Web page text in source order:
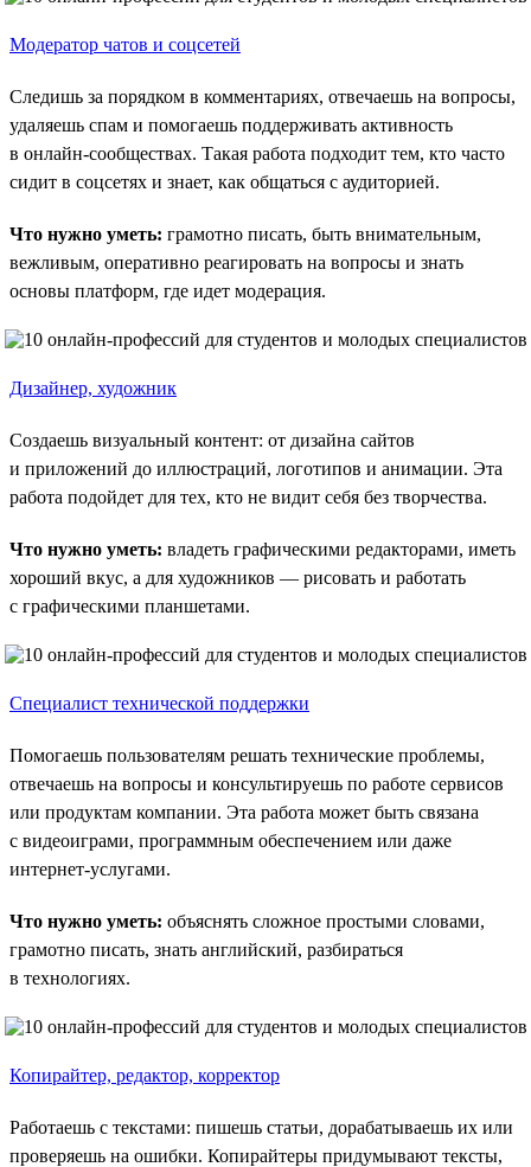
Модератор чатов и соцсетей
Следишь за порядком в комментариях, отвечаешь на вопросы,
удаляешь спам и помогаешь поддерживать активность
в онлайн-сообществах. Такая работа подходит тем, кто часто
сидит в соцсетях и знает, как общаться с аудиторией.
Что нужно уметь: грамотно писать, быть внимательным,
вежливым, оперативно реагировать на вопросы и знать
основы платформ, где идет модерация.
Дизайнер, художник
Создаешь визуальный контент: от дизайна сайтов
и приложений до иллюстраций, логотипов и анимации. Эта
работа подойдет для тех, кто не видит себя без творчества.
Что нужно уметь: владеть графическими редакторами, иметь
хороший вкус, а для художников — рисовать и работать
с графическими планшетами.
Специалист технической поддержки
Помогаешь пользователям решать технические проблемы,
отвечаешь на вопросы и консультируешь по работе сервисов
или продуктам компании. Эта работа может быть связана
с видеоиграми, программным обеспечением или даже
интернет-услугами.
Что нужно уметь: объяснять сложное простыми словами,
грамотно писать, знать английский, разбираться
в технологиях.
Копирайтер, редактор, корректор
Работаешь с текстами: пишешь статьи, дорабатываешь их или
проверяешь на ошибки. Копирайтеры придумывают тексты,